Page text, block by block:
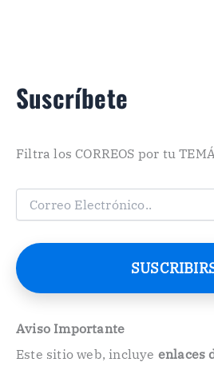
Suscríbete
Filtra los CORREOS por tu
C
e
o
e
t
Aviso Importante
Este sitio web, incluye enlaces